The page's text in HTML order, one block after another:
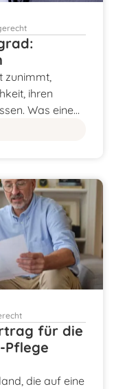
zunimmt,
ihren
Was eine…
für die
Pflege
die auf eine